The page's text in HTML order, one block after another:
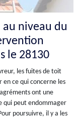
au niveau du
le 28130
les fuites de toit
en ce qui concerne les
ont une
qui peut endommager
poursuivre, il y a les